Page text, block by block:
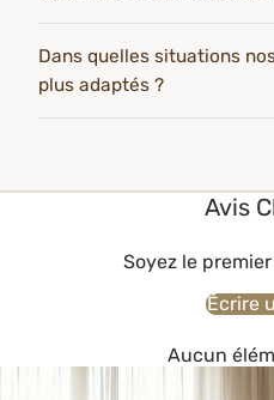
Dans quelles situations
plus adaptés ?
Avis
Soyez le
Écrire
Aucun